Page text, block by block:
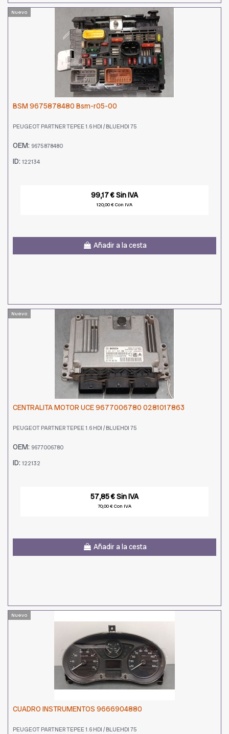
Nuevo
BSM 9675878480 Bsm-r05-00
PEUGEOT PARTNER TEPEE 1.6 HDI / BLUEHDI 75
OEM: 9675878480
ID: 122134
99,17 € Sin IVA
120,00 € Con IVA
Añadir a la cesta
Nuevo
CENTRALITA MOTOR UCE 9677006780 0281017863
PEUGEOT PARTNER TEPEE 1.6 HDI / BLUEHDI 75
OEM: 9677006780
ID: 122132
57,85 € Sin IVA
70,00 € Con IVA
Añadir a la cesta
Nuevo
CUADRO INSTRUMENTOS 9666904880
PEUGEOT PARTNER TEPEE 1.6 HDI / BLUEHDI 75